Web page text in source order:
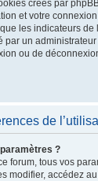
créés par
et votre
les indicateurs de
par un
ou de
de
?
forum, tous vos
modifier, accédez au